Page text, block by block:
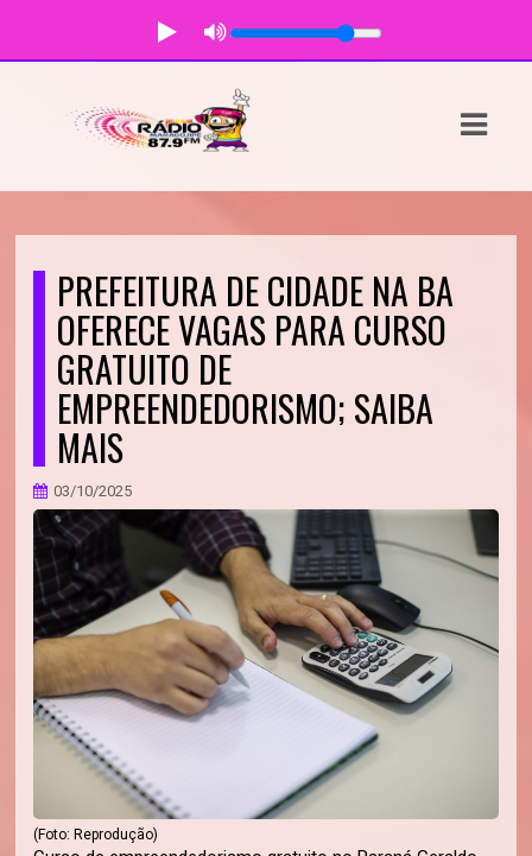
PREFEITURA DE CIDADE NA BA
OFERECE VAGAS PARA CURSO
GRATUITO DE
EMPREENDEDORISMO; SAIBA
MAIS
03/10/2025
(Foto: Reprodução)